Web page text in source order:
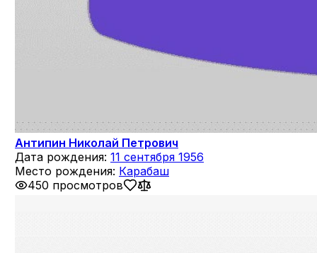
Антипин Николай Петрович
Дата рождения: 11 сентября 1956
Место рождения: Карабаш
450 просмотров